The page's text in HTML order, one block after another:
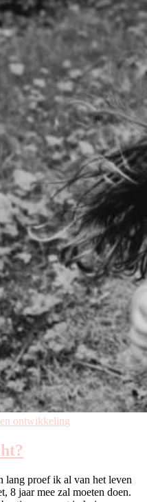
ontwikkeling
lang proef ik al van het leven
8 jaar mee zal moeten doen.